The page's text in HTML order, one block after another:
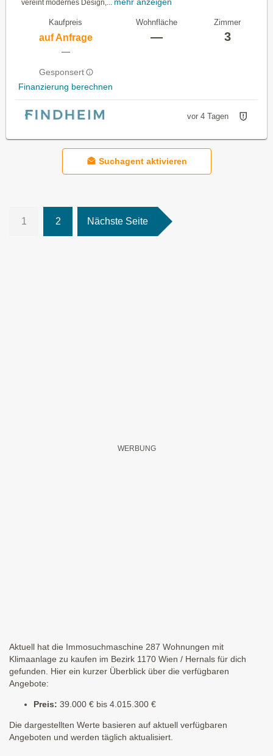
vereint modernes Design,...
Kaufpreis
auf Anfrage
—
Gesponsert
Finanzierung berechnen
Wohnfläche
—
Zimmer
3
vor 4 Tagen
Suchagent aktivieren
1 2 Nächste Seite
Aktuell hat die Immosuchmaschine 287 Wohnungen mit
Klimaanlage zu kaufen im Bezirk 1170 Wien / Hernals für dich
gefunden. Hier ein kurzer Überblick über die verfügbaren
Angebote:
Preis: 39.000 € bis 4.015.300 €
Die dargestellten Werte basieren auf aktuell verfügbaren
Angeboten und werden täglich aktualisiert.